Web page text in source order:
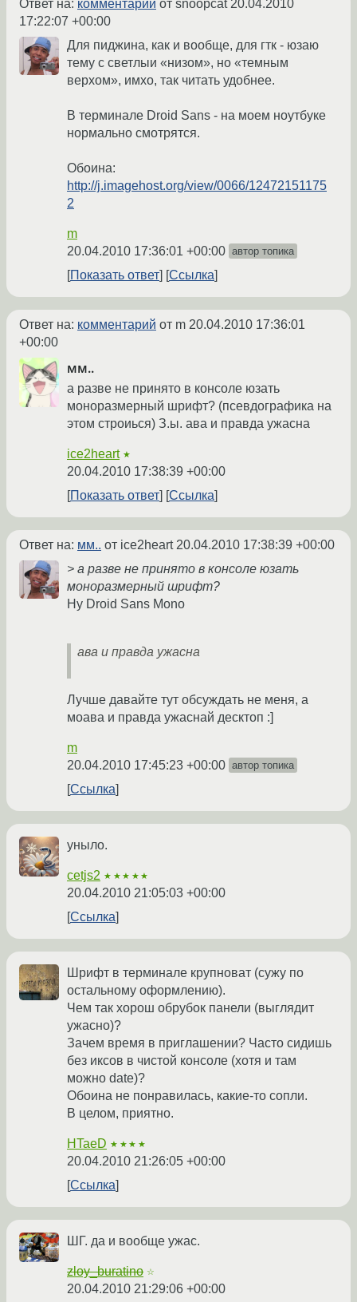
Ответ на: комментарий от snoopcat20.04.2010
17:22:07 +00:00
Для пиджина, как и вообще, для гтк - юзаю
тему с светлыи «низом», но «темным
верхом», имхо, так читать удобнее.
В терминале Droid Sans - на моем ноутбуке
нормально смотрятся.
Обоина:
http://j.imagehost.org/view/0066/12472151175
2
m
20.04.2010 17:36:01 +00:00 автор топика
Показать ответ Ссылка
Ответ на: комментарий от m 20.04.2010 17:36:01
+00:00
мм..
а разве не принято в консоле юзать
моноразмерный шрифт? (псевдографика на
этом строиься) З.ы. ава и правда ужасна
ice2heart ★
20.04.2010 17:38:39 +00:00
Показать ответ
Ссылка
Ответ на: мм.. от ice2heart 20.04.2010 17:38:39 +00:00
> а разве не принято в консоле юзать
моноразмерный шрифт?
Ну Droid Sans Mono
ава и правда ужасна
Лучше давайте тут обсуждать не меня, а
моава и правда ужаснай десктоп :]
m
20.04.2010 17:45:23 +00:00 автор топика
Ссылка
уныло.
cetjs2 ★★★★★
20.04.2010 21:05:03 +00:00
Ссылка
Шрифт в терминале крупноват (сужу по
остальному оформлению).
Чем так хорош обрубок панели (выглядит
ужасно)?
Зачем время в приглашении? Часто сидишь
без иксов в чистой консоле (хотя и там
можно date)?
Обоина не понравилась, какие-то сопли.
В целом, приятно.
HTaeD ★★★★
20.04.2010 21:26:05 +00:00
Ссылка
ШГ. да и вообще ужас.
zloy_buratino ☆
20.04.2010 21:29:06 +00:00